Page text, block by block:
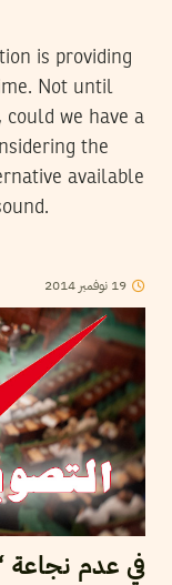
is providing
Not until
we have a
the
available
19 نوفمبر 2014
في عدم نجاعة